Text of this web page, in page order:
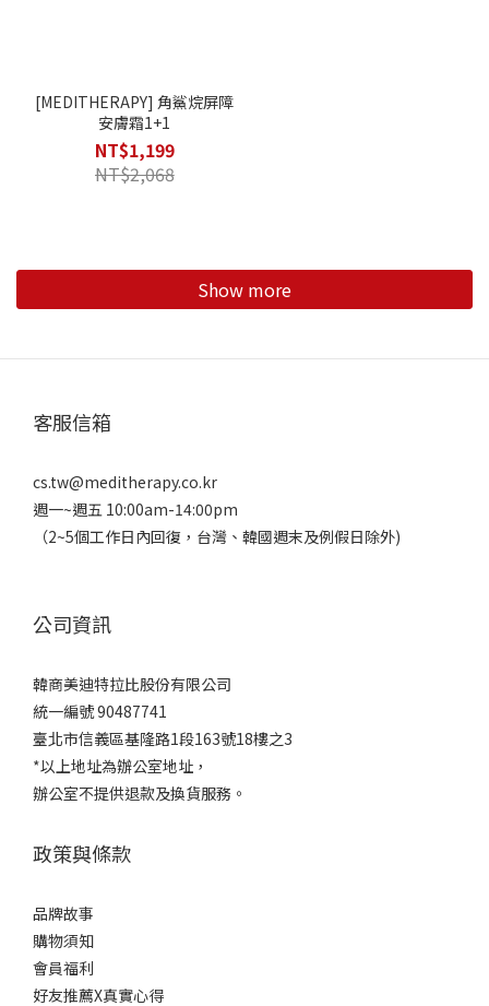
[MEDITHERAPY] 角鯊烷屏障
安膚霜1+1
NT$1,199
NT$2,068
Show more
客服信箱
cs.tw@meditherapy.co.kr
週一~週五 10:00am-14:00pm
（2~5個工作日內回復，台灣、韓國週末及例假日除外)
公司資訊
韓商美迪特拉比股份有限公司
統一編號 90487741
臺北市信義區基隆路1段163號18樓之3
*以上地址為辦公室地址，
辦公室不提供退款及換貨服務。
政策與條款
品牌故事
購物須知
會員福利
好友推薦X真實心得